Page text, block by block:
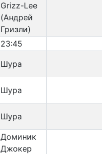
Grizz-Lee
(Андрей
Гризли)
23:45
Шура
Шура
Шура
Доминик
Джокер